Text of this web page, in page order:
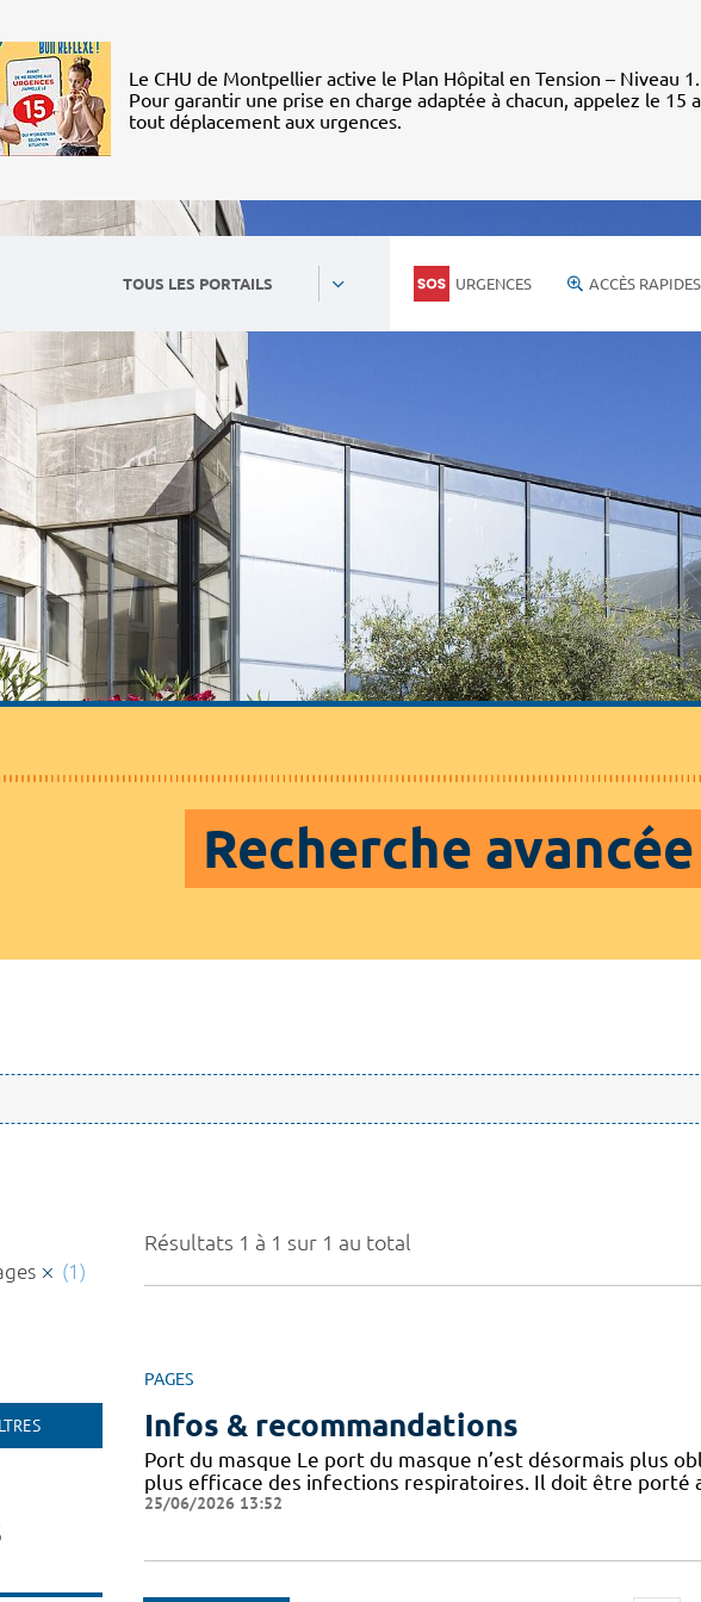
Le CHU de Montpellier active le Plan Hôpital en Tension – Niveau 1.
Pour garantir une prise en charge adaptée à chacun, appelez le 15
tout déplacement aux urgences.
TOUS LES PORTAILS URGENCES ACCÈS RAPIDES
Recherche avancée
Résultats 1 à 1 sur 1 au total
PAGES
Infos & recommandations
Port du masque Le port du masque n’est désormais plus
plus efficace des infections respiratoires. Il doit être porté
25/06/2026 13:52
(1)